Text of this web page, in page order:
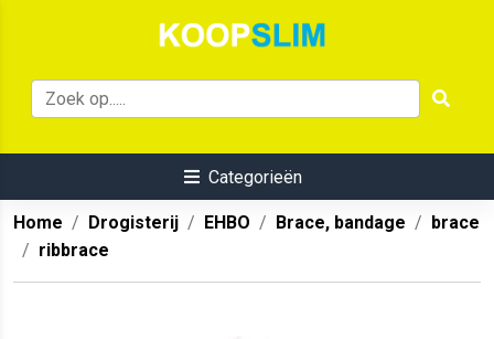
Categorieën
Home Drogisterij EHBO Brace, bandage
brace
ribbrace